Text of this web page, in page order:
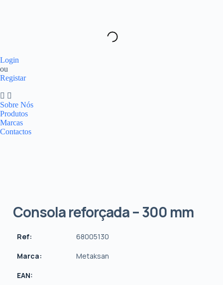
Login
ou
Registar
Sobre Nós
Produtos
Marcas
Contactos
Consola reforçada – 300 mm
Ref: 68005130
Marca: Metaksan
EAN: